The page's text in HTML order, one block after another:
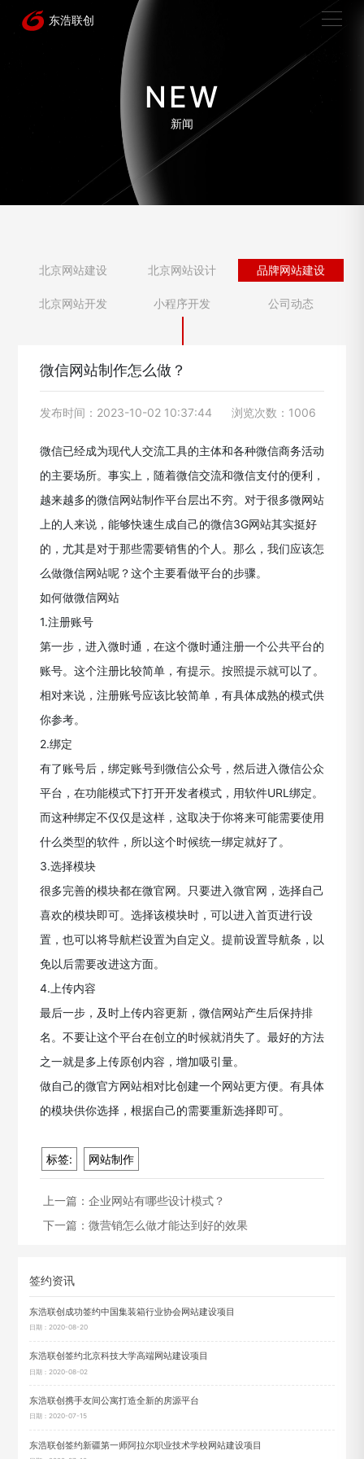
NEW
新闻
北京网站建设 北京网站设计 品牌网站建设
北京网站开发 小程序开发 公司动态
微信网站制作怎么做？
发布时间：2023-10-02 10:37:44 浏览次数：1006
微信已经成为现代人交流工具的主体和各种微信商务活动
的主要场所。事实上，随着微信交流和微信支付的便利，
越来越多的微信网站制作平台层出不穷。对于很多微网站
上的人来说，能够快速生成自己的微信3G网站其实挺好
的，尤其是对于那些需要销售的个人。那么，我们应该怎
么做微信网站呢？这个主要看做平台的步骤。
如何做微信网站
1.注册账号
第一步，进入微时通，在这个微时通注册一个公共平台的
账号。这个注册比较简单，有提示。按照提示就可以了。
相对来说，注册账号应该比较简单，有具体成熟的模式供
你参考。
2.绑定
有了账号后，绑定账号到微信公众号，然后进入微信公众
平台，在功能模式下打开开发者模式，用软件URL绑定。
而这种绑定不仅仅是这样，这取决于你将来可能需要使用
什么类型的软件，所以这个时候统一绑定就好了。
3.选择模块
很多完善的模块都在微官网。只要进入微官网，选择自己
喜欢的模块即可。选择该模块时，可以进入首页进行设
置，也可以将导航栏设置为自定义。提前设置导航条，以
免以后需要改进这方面。
4.上传内容
最后一步，及时上传内容更新，微信网站产生后保持排
名。不要让这个平台在创立的时候就消失了。最好的方法
之一就是多上传原创内容，增加吸引量。
做自己的微官方网站相对比创建一个网站更方便。有具体
的模块供你选择，根据自己的需要重新选择即可。
标签: 网站制作
上一篇： 企业网站有哪些设计模式？
下一篇： 微营销怎么做才能达到好的效果
签约资讯
东浩联创成功签约中国集装箱行业协会网站建设项目
日期：2020-08-20
东浩联创签约北京科技大学高端网站建设项目
日期：2020-08-02
东浩联创携手友间公寓打造全新的房源平台
日期：2020-07-15
东浩联创签约新疆第一师阿拉尔职业技术学校网站建设项目